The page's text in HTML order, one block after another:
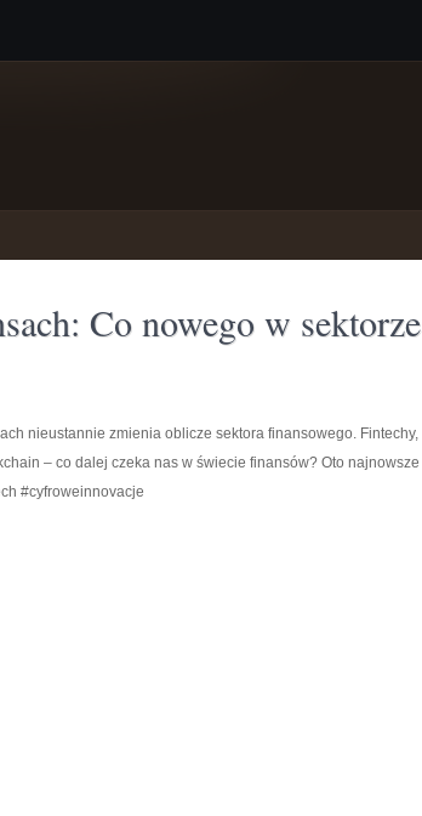
Co nowego w sektorze
nieustannie zmienia oblicze sektora finansowego. Fintechy,
– co dalej czeka nas w świecie finansów? Oto najnowsze
#cyfroweinnovacje